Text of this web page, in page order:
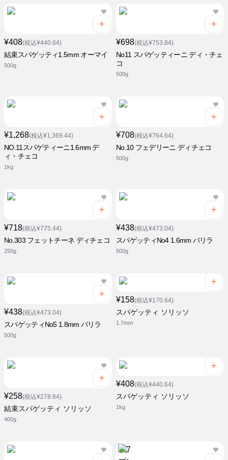
¥408(税込¥440.64)
結束スパゲッティ1.5mm オーマイ
500g
¥698(税込¥753.84)
No11 スパゲッティーニ ディ・チェ
コ
500g
¥1,268(税込¥1,369.44)
NO.11スパゲティーニ1.6mm デ
ィ・チェコ
1kg
¥708(税込¥764.64)
No.10 フェデリーニ ディチェコ
500g
¥718(税込¥775.44)
No.303 フェットチーネ ディチェコ
250g
¥438(税込¥473.04)
スパゲッティNo4 1.6mm バリラ
500g
¥438(税込¥473.04)
スパゲッティNo5 1.8mm バリラ
500g
¥158(税込¥170.64)
スパゲッティ ソリッソ
1.7mm
¥258(税込¥278.64)
結束スパゲッティ ソリッソ
400g
¥408(税込¥440.64)
スパゲッティ ソリッソ
1kg